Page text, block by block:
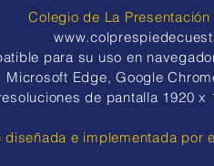
Colegio de La
para su uso en
Microsoft Edge, Google
de pantalla 1920 x
diseñada e implementada por